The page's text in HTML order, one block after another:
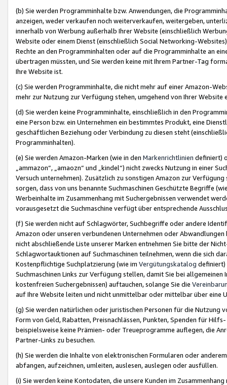
(b) Sie werden Programminhalte bzw. Anwendungen, die
anzeigen, weder verkaufen noch weiterverkaufen, weitergeben,
innerhalb von Werbung außerhalb Ihrer Website (einschließlich
Website oder einem Dienst (einschließlich Social Networking-
Rechte an den Programminhalten oder auf die Programminhalte an
übertragen müssten, und Sie werden keine mit Ihrem Partner-Tag
Ihre Website ist.
(c) Sie werden Programminhalte, die nicht mehr auf einer Amazon-
mehr zur Nutzung zur Verfügung stehen, umgehend von Ihrer
(d) Sie werden keine Programminhalte, einschließlich in den
eine Person bzw. ein Unternehmen ein bestimmtes Produkt, eine
geschäftlichen Beziehung oder Verbindung zu diesen steht
Programminhalten).
(e) Sie werden Amazon-Marken (wie in den Markenrichtlinien definiert)
„ammazon“, „amaozn“ und „kindel“) nicht zwecks Nutzung in einer
Versuch unternehmen). Zusätzlich zu sonstigen Amazon zur
sorgen, dass von uns benannte Suchmaschinen Geschützte Begriffe
Werbeinhalte im Zusammenhang mit Suchergebnissen verwendet
vorausgesetzt die Suchmaschine verfügt über entsprechende
(f) Sie werden nicht auf Schlagwörter, Suchbegriffe oder andere
Amazon oder unseren verbundenen Unternehmen oder
nicht abschließende Liste unserer Marken entnehmen Sie bitte der
Schlagwortauktionen auf Suchmaschinen teilnehmen, wenn die sich
Kostenpflichtige Suchplatzierung (wie im Vergütungskatalog definiert)
Suchmaschinen Links zur Verfügung stellen, damit Sie bei
kostenfreien Suchergebnissen) auftauchen, solange Sie die
auf Ihre Website leiten und nicht unmittelbar oder mittelbar über eine
(g) Sie werden natürlichen oder juristischen Personen für die Nutzung
Form von Geld, Rabatten, Preisnachlässen, Punkten, Spenden für
beispielsweise keine Prämien- oder Treueprogramme auflegen, die
Partner-Links zu besuchen.
(h) Sie werden die Inhalte von elektronischen Formularen oder
abfangen, aufzeichnen, umleiten, auslesen, auslegen oder ausfüllen.
(i) Sie werden keine Kontodaten, die unsere Kunden im